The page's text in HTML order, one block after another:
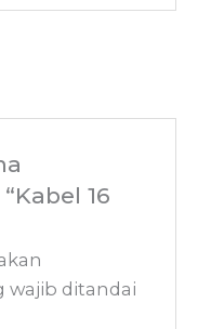
16
wajib ditandai